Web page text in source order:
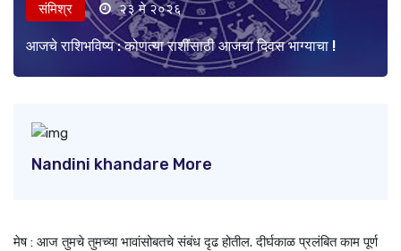
संमिश्र २३ मे २०२६
आजचे राशिभविष्य : कोणत्या राशींसाठी आजचा दिवस भाग्याचा !
Nandini khandare More
मेष : आज तुमचे तुमच्या भावांसोबतचे संबंध दृढ होतील. दीर्घकाळ प्रलंबित काम पूर्ण